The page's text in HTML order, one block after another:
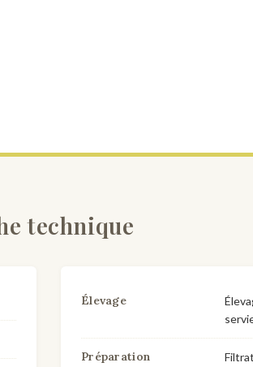
technique
Élevage
Préparation